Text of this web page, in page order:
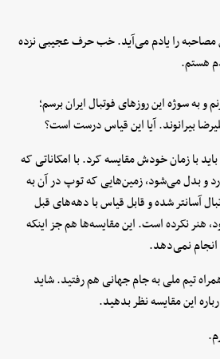
این مصاحبه را یادم می‌آید. خب حرف عجیبی نزده
هستم.
به سوژه این روزهای فوتبال ایران برسم؛
بیرانوند. آیا این قیاس درست است؟
با زمان خودش مقایسه کرد. با امکاناتی که
و بدل می‌شود، زمین‌هایی که توپ در آن به
آسانتر شده و قابل قیاس با دهه‌های قبل
هنر نکرده است. این مقایسه‌ها هم جز اینکه
نمی‌دهد.
تیم ملی به جام جهانی هم رفتید. شاید
این مقایسه نظر بدهید.